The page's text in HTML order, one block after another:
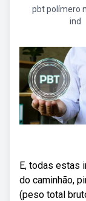
pbt polímero
ind
E, todas estas
do caminhão,
(peso total